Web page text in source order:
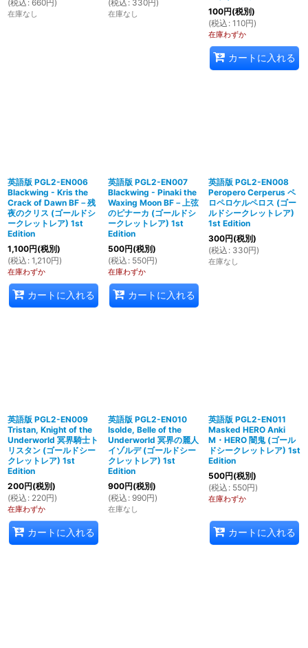
(税込 : 660円)
在庫なし
(税込 : 330円)
在庫なし
100円(税別)
(税込 : 110円)
在庫わずか
カートに入れる
英語版 PGL2-EN006
Blackwing - Kris the
Crack of Dawn BF－残
夜のクリス (ゴールドシ
ークレットレア) 1st
Edition
1,100円(税別)
(税込 : 1,210円)
在庫わずか
カートに入れる
英語版 PGL2-EN007
Blackwing - Pinaki the
Waxing Moon BF－上弦
のピナーカ (ゴールドシ
ークレットレア) 1st
Edition
500円(税別)
(税込 : 550円)
在庫わずか
カートに入れる
英語版 PGL2-EN008
Peropero Cerperus ペ
ロペロケルペロス (ゴー
ルドシークレットレア)
1st Edition
300円(税別)
(税込 : 330円)
在庫なし
英語版 PGL2-EN009
Tristan, Knight of the
Underworld 冥界騎士ト
リスタン (ゴールドシー
クレットレア) 1st
Edition
200円(税別)
(税込 : 220円)
在庫わずか
カートに入れる
英語版 PGL2-EN010
Isolde, Belle of the
Underworld 冥界の麗人
イゾルデ (ゴールドシー
クレットレア) 1st
Edition
900円(税別)
(税込 : 990円)
在庫なし
英語版 PGL2-EN011
Masked HERO Anki
M・HERO 闇鬼 (ゴール
ドシークレットレア) 1st
Edition
500円(税別)
(税込 : 550円)
在庫わずか
カートに入れる